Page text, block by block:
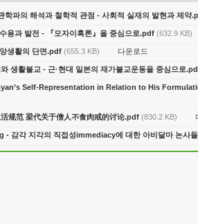
학파의 해석과 철학적 관점 - 사회적 실재의 발현과 제약
용과 발전 - 『모자이혹론』을 중심으로.pdf (632.9 KB)
생활의 단면.pdf (655.3 KB) 다운로드
생활불교 - 근·현대 일본의 재가불교운동을 중심으로
Self-Representation in Relation to His
规范 梁代关于僧人不食肉戒的讨论.pdf (830.2 KB)
- 감각 지각의 직접성immediacy에 대한 아비달마 논사